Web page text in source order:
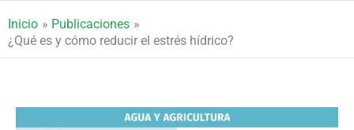
Inicio
Publicaciones
¿Qué es y cómo reducir el estrés hídrico?